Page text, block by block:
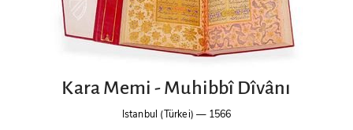
Kara Memi - Muhibbî Dîvânı
Istanbul (Türkei) — 1566